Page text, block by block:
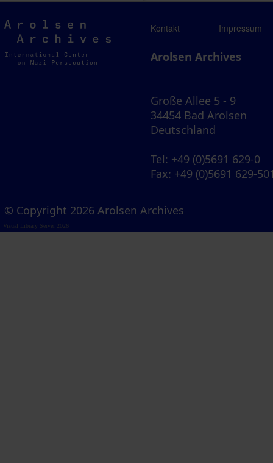
Arolsen
Archives
Kontakt Impressum
Arolsen Archives
Große Allee 5 - 9
34454 Bad Arolsen
Deutschland
Tel: +49 (0)5691 629-0
Fax: +49 (0)5691 629-
© Copyright 2026 Arolsen Archives
Visual Library Server 2026